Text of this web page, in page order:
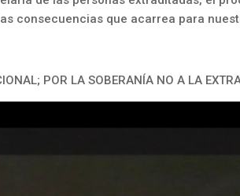
consecuencias que acarrea para
POR LA SOBERANÍA NO A LA